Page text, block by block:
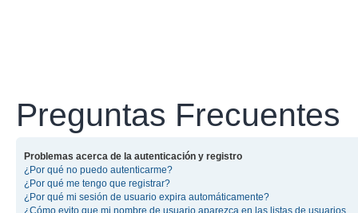
Preguntas Frecuentes
Problemas acerca de la autenticación y registro
¿Por qué no puedo autenticarme?
¿Por qué me tengo que registrar?
¿Por qué mi sesión de usuario expira automáticamente?
¿Cómo evito que mi nombre de usuario aparezca en las listas de usuarios